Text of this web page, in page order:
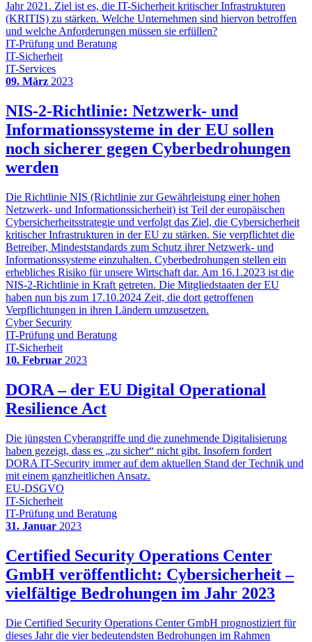
Jahr 2021. Ziel ist es, die IT-Sicherheit kritischer Infrastrukturen
(KRITIS) zu stärken. Welche Unternehmen sind hiervon betroffen
und welche Anforderungen müssen sie erfüllen?
IT-Prüfung und Beratung
IT-Sicherheit
IT-Services
09. März 2023
NIS-2-Richtlinie: Netzwerk- und
Informationssysteme in der EU sollen
noch sicherer gegen Cyberbedrohungen
werden
Die Richtlinie NIS (Richtlinie zur Gewährleistung einer hohen
Netzwerk- und Informationssicherheit) ist Teil der europäischen
Cybersicherheitsstrategie und verfolgt das Ziel, die Cybersicherheit
kritischer Infrastrukturen in der EU zu stärken. Sie verpflichtet die
Betreiber, Mindeststandards zum Schutz ihrer Netzwerk- und
Informationssysteme einzuhalten. Cyberbedrohungen stellen ein
erhebliches Risiko für unsere Wirtschaft dar. Am 16.1.2023 ist die
NIS-2-Richtlinie in Kraft getreten. Die Mitgliedstaaten der EU
haben nun bis zum 17.10.2024 Zeit, die dort getroffenen
Verpflichtungen in ihren Ländern umzusetzen.
Cyber Security
IT-Prüfung und Beratung
IT-Sicherheit
10. Februar 2023
DORA – der EU Digital Operational
Resilience Act
Die jüngsten Cyberangriffe und die zunehmende Digitalisierung
haben gezeigt, dass es „zu sicher“ nicht gibt. Insofern fordert
DORA IT-Security immer auf dem aktuellen Stand der Technik und
mit einem ganzheitlichen Ansatz.
EU-DSGVO
IT-Sicherheit
IT-Prüfung und Beratung
31. Januar 2023
Certified Security Operations Center
GmbH veröffentlicht: Cybersicherheit –
vielfältige Bedrohungen im Jahr 2023
Die Certified Security Operations Center GmbH prognostiziert für
dieses Jahr die vier bedeutendsten Bedrohungen im Rahmen